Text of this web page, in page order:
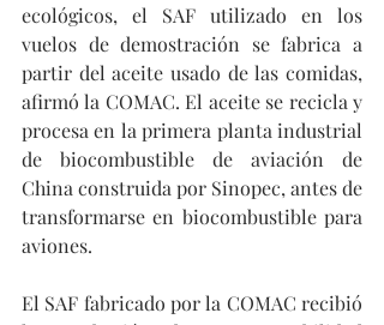
ecológicos, el SAF utilizado en los
vuelos de demostración se fabrica a
partir del aceite usado de las comidas,
afirmó la COMAC. El aceite se recicla y
procesa en la primera planta industrial
de biocombustible de aviación de
China construida por Sinopec, antes de
transformarse en biocombustible para
aviones.
El SAF fabricado por la COMAC recibió